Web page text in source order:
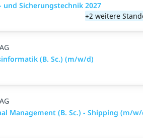
Sicherungstechnik 2027
+2 weitere
(B. Sc.) (m/w/d)
Management (B. Sc.) - Shipping (m/